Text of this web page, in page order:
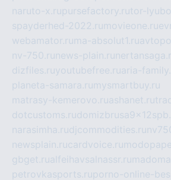
naruto-x.rupursefactory.rutor-
spayderhed-2022.ru movieone.ru
webamator.ru ma-absolut1.ru
nv-750.ru news-plain.ru
dizfiles.ruyoutubefree.ruaria-
planeta-samara.ru mysmartbuy.ru
matrasy-kemerovo.ruashanet.ru
dotcustoms.ru
narasimha.rudjcommodities.ru
newsplain.rucardvoice.ru
gbget.rualfeihavsalnassr.ru
petrovkasports.ruporno-online-